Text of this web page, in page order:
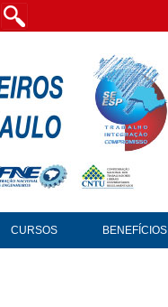
CURSOS BENEFÍCIOS